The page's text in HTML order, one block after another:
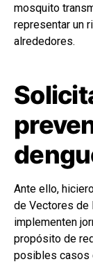
mosquito
representar un
alrededores.
Ante ello,
de Vectores de
implementen
propósito de
posibles casos